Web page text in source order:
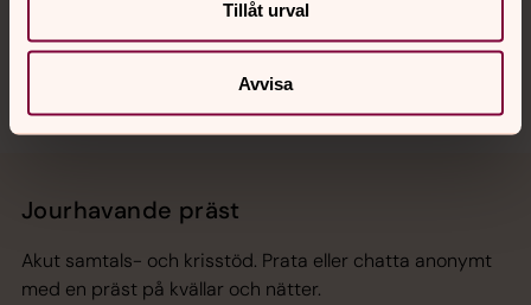
Tillåt urval
Avvisa
Jourhavande präst
Akut samtals- och krisstöd. Prata eller chatta anonymt
med en präst på kvällar och nätter.